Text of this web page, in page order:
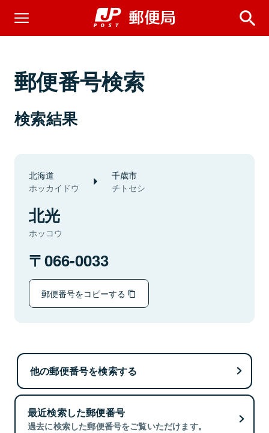
郵便番号検索
検索結果
北海道
ホッカイドウ
千歳市
チトセシ
北光
ホッコウ
066-0033
郵便番号をコピーする
他の郵便番号を検索する
最近検索した郵便番号
過去に検索した郵便番号をご覧いただけます。